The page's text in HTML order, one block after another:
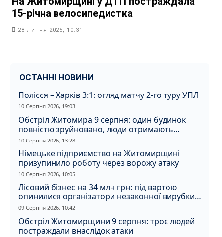
15-річна велосипедистка
28 Липня 2025, 10:31
ОСТАННІ НОВИНИ
Полісся – Харків 3:1: огляд матчу 2-го туру УПЛ
10 Серпня 2026, 19:03
Обстріл Житомира 9 серпня: один будинок
повністю зруйновано, люди отримають
компенсацію
10 Серпня 2026, 13:28
Німецьке підприємство на Житомирщині
призупинило роботу через ворожу атаку
10 Серпня 2026, 10:05
Лісовий бізнес на 34 млн грн: під вартою
опинилися організатори незаконної вирубки
на Житомирщині
09 Серпня 2026, 10:42
Обстріл Житомирщини 9 серпня: троє людей
постраждали внаслідок атаки